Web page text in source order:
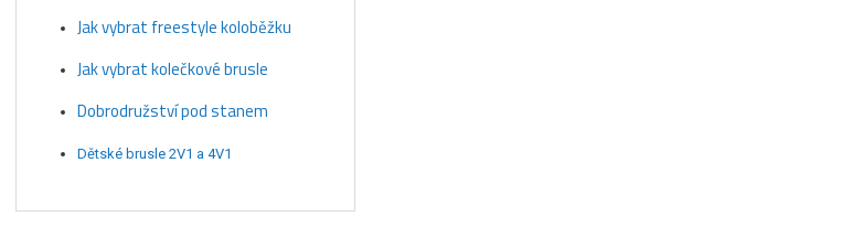
Jak vybrat freestyle koloběžku
Jak vybrat kolečkové brusle
Dobrodružství pod stanem
Dětské brusle 2V1 a 4V1